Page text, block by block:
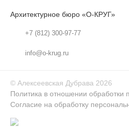
Архитектурное бюро «О-КРУГ»
+7 (812) 300-97-77
info@o-krug.ru
© Алексеевская Дубрава 2026
Политика в отношении обработки
Согласие на обработку